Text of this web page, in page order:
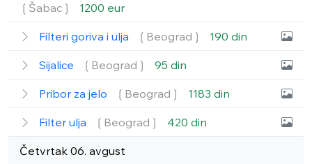
❲Šabac❳
1200 eur
Filteri goriva i ulja ❲Beograd❳ 190 din
Sijalice ❲Beograd❳ 95 din
Pribor za jelo ❲Beograd❳ 1183 din
Filter ulja ❲Beograd❳ 420 din
Četvrtak 06. avgust